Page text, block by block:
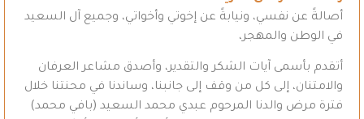
أصالةً عن نفسي، ونيابةً عن إخوتي وأخواتي، وجميع آل السعيد
في الوطن والمهجر،
أتقدم بأسمى آيات الشكر والتقدير، وأصدق مشاعر العرفان
والامتنان، إلى كل من وقف إلى جانبنا، وساندنا في محنتنا خلال
فترة مرض والدنا المرحوم عبدي محمد السعيد (بافي محمد)